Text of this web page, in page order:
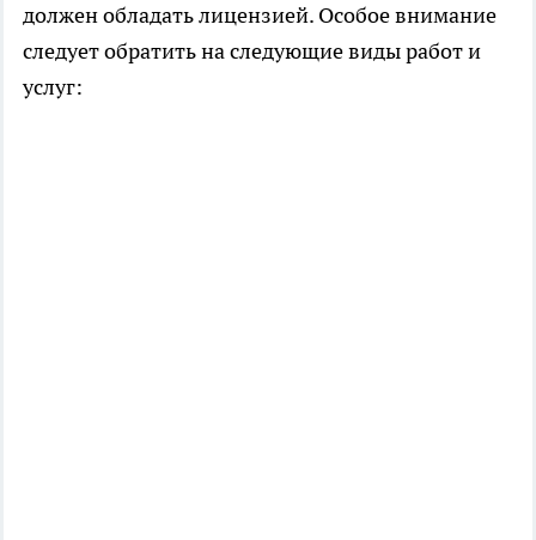
должен обладать лицензией. Особое внимание
следует обратить на следующие виды работ и
услуг: